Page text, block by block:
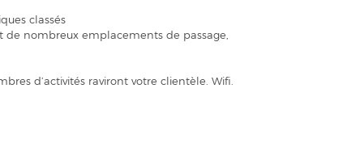
classés
de nombreux emplacements de passage,
d’activités raviront votre clientèle. Wifi.